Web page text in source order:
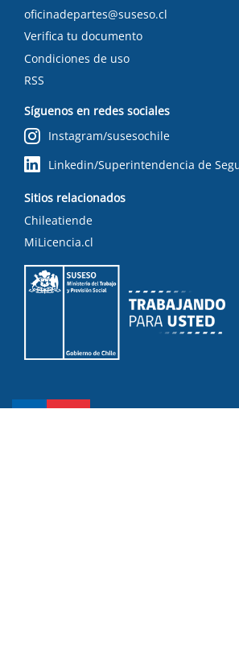
oficinadepartes@suseso.cl
Verifica tu documento
Condiciones de uso
RSS
Síguenos en redes sociales
Instagram/susesochile
Linkedin/Superintendencia de
Sitios relacionados
Chileatiende
MiLicencia.cl